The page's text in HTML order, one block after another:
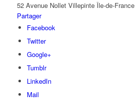
52 Avenue Nollet Villepinte Île-de-France
Partager
Facebook
Twitter
Google+
Tumblr
LinkedIn
Mail